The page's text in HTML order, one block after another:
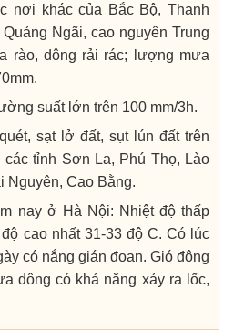
nơi khác của Bắc Bộ, Thanh
Ngãi, cao nguyên Trung
rào, dông rải rác; lượng mưa
suất lớn trên 100 mm/3h.
sạt lở đất, sụt lún đất trên
tỉnh Sơn La, Phú Thọ, Lào
Nguyên, Cao Bằng.
nay ở Hà Nội: Nhiệt độ thấp
cao nhất 31-33 độ C. Có lúc
có nắng gián đoạn. Gió đông
dông có khả năng xảy ra lốc,